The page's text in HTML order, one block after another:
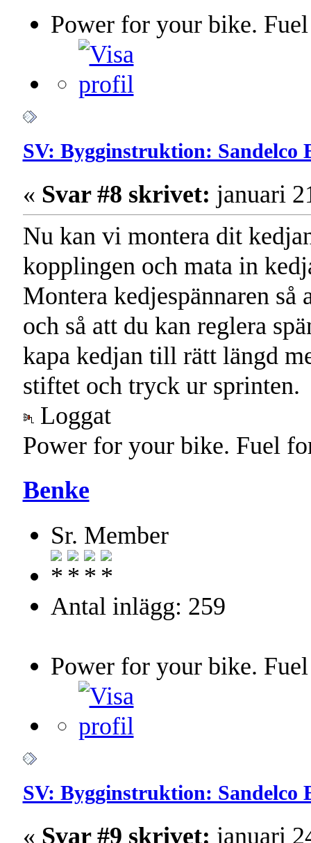
Power for your bike.
SV: Bygginstruktion: Sandelco
« Svar #8 skrivet: januari
Nu kan vi montera dit
kopplingen och mata in
Montera kedjespännaren
och så att du kan reglera
kapa kedjan till rätt längd
stiftet och tryck ur sprinten.
Loggat
Power for your bike. Fuel
Benke
Sr. Member
Antal inlägg: 259
Power for your bike.
SV: Bygginstruktion: Sandelco
« Svar #9 skrivet: januari